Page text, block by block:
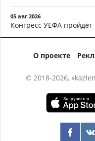
05 авг 2026
Конгресс УЕФА пройдёт
О проекте
© 2018-2026,